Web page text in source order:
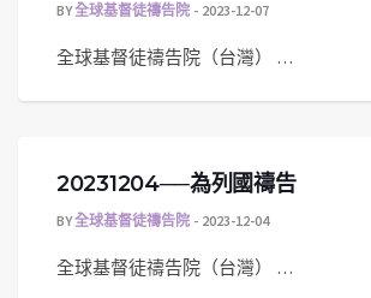
BY全球基督徒禱告院 2023-12-07
全球基督徒禱告院（台灣） …
20231204──為列國禱告
BY全球基督徒禱告院 2023-12-04
全球基督徒禱告院（台灣） …